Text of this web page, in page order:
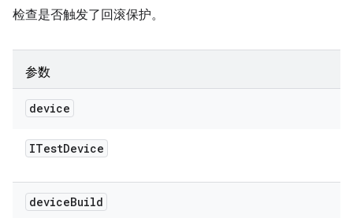
检查是否触发了回滚保护。
参数
device
ITestDevice
deviceBuild